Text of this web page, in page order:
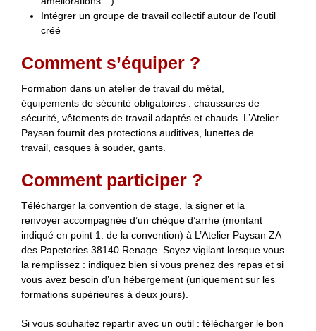
Intégrer un groupe de travail collectif autour de l’outil
créé
Comment s’équiper ?
Formation dans un atelier de travail du métal,
équipements de sécurité obligatoires : chaussures de
sécurité, vêtements de travail adaptés et chauds. L’Atelier
Paysan fournit des protections auditives, lunettes de
travail, casques à souder, gants.
Comment participer ?
Télécharger la convention de stage, la signer et la
renvoyer accompagnée d’un chèque d’arrhe (montant
indiqué en point 1. de la convention) à L’Atelier Paysan ZA
des Papeteries 38140 Renage. Soyez vigilant lorsque vous
la remplissez : indiquez bien si vous prenez des repas et si
vous avez besoin d’un hébergement (uniquement sur les
formations supérieures à deux jours).
Si vous souhaitez repartir avec un outil : télécharger le bon